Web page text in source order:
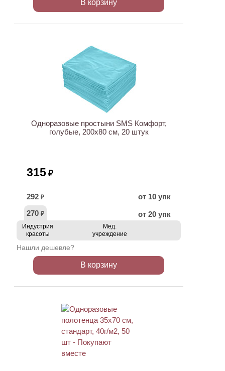
В корзину
Одноразовые простыни SMS Комфорт,
голубые, 200х80 см, 20 штук
315 ₽
292 ₽
от 10 упк
270 ₽ от 20 упк
Индустрия
красоты
Мед.
учреждение
Нашли дешевле?
В корзину